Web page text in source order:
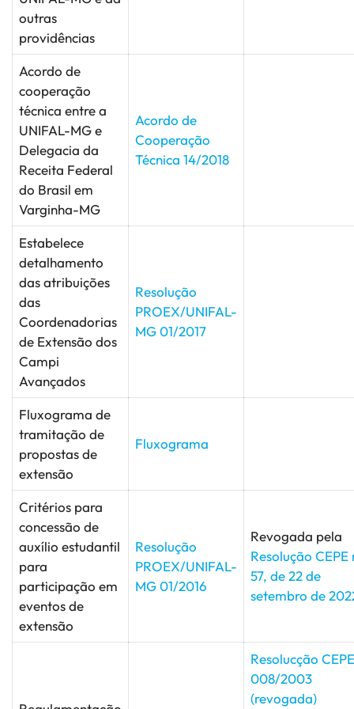
outras
providências
Acordo de
cooperação
técnica entre a
UNIFAL-MG e
Delegacia da
Receita Federal
do Brasil em
Varginha-MG
Acordo de
Cooperação
Técnica 14/2018
Estabelece
detalhamento
das atribuições
das
Coordenadorias
de Extensão dos
Campi
Avançados
Resolução
PROEX/UNIFAL-
MG 01/2017
Fluxograma de
tramitação de
propostas de
extensão
Fluxograma
Critérios para
concessão de
auxílio estudantil
para
participação em
eventos de
extensão
Resolução
PROEX/UNIFAL-
MG 01/2016
Revogada pela
Resolução CEPE
57, de 22 de
setembro de
Resolucção CEPE
008/2003
(revogada)